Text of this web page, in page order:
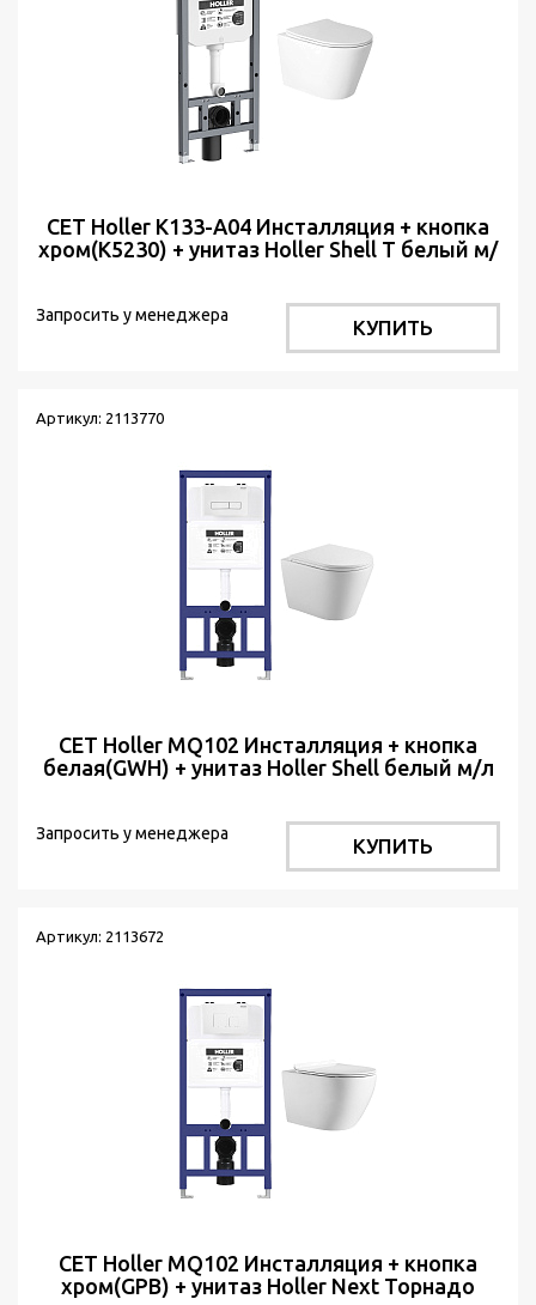
СЕТ Holler K133-A04 Инсталляция + кнопка
хром(K5230) + унитаз Holler Shell T белый м/
Запросить у менеджера
КУПИТЬ
Артикул: 2113770
СЕТ Holler MQ102 Инсталляция + кнопка
белая(GWH) + унитаз Holler Shell белый м/л
Запросить у менеджера
КУПИТЬ
Артикул: 2113672
СЕТ Holler MQ102 Инсталляция + кнопка
хром(GPB) + унитаз Holler Next Торнадо